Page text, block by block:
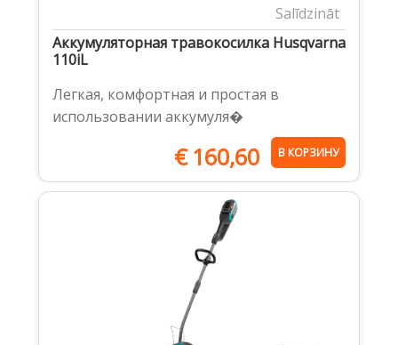
Salīdzināt
Аккумуляторная травокосилка Husqvarna
110iL
Легкая, комфортная и простая в
использовании аккумуля�
€160,60 В КОРЗИНУ